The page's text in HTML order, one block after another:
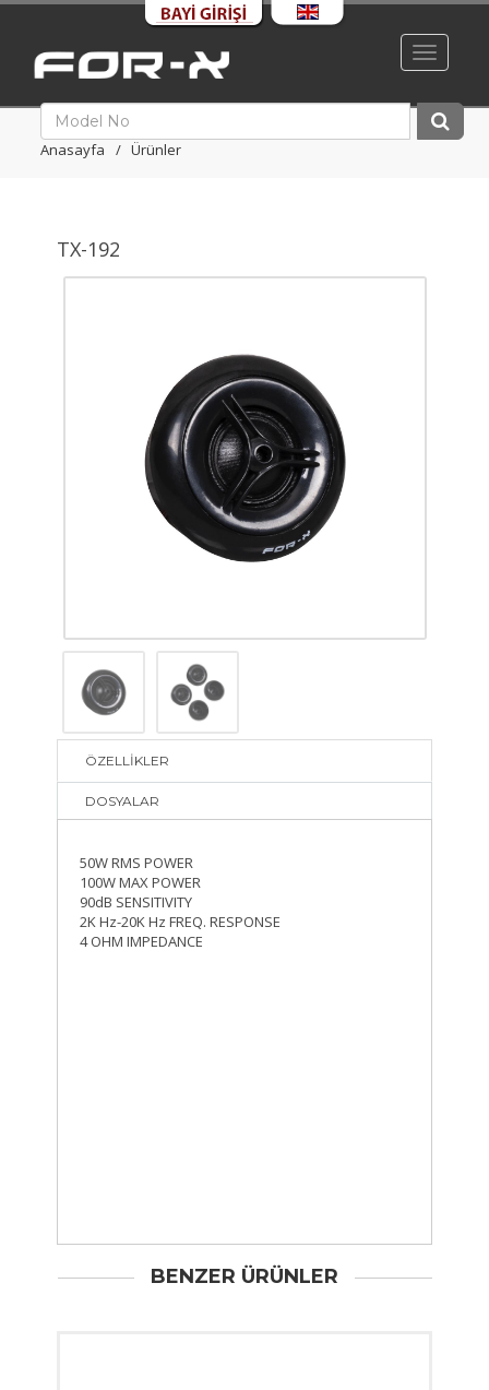
Toggle
Anasayfa Ürünler
TX-192
ÖZELLİKLER
DOSYALAR
50W RMS POWER
100W MAX POWER
90dB SENSITIVITY
2K Hz-20K Hz FREQ. RESPONSE
4 OHM IMPEDANCE
BENZER ÜRÜNLER